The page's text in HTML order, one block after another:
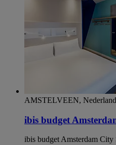
AMSTELVEEN, Nederland
ibis budget
ibis budget Amsterdam